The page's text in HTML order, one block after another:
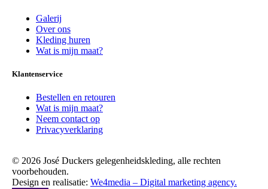
Galerij
Over ons
Kleding huren
Wat is mijn maat?
Klantenservice
Bestellen en retouren
Wat is mijn maat?
Neem contact op
Privacyverklaring
© 2026 José Duckers gelegenheidskleding, alle rechten
voorbehouden.
Design en realisatie: We4media – Digital marketing agency.